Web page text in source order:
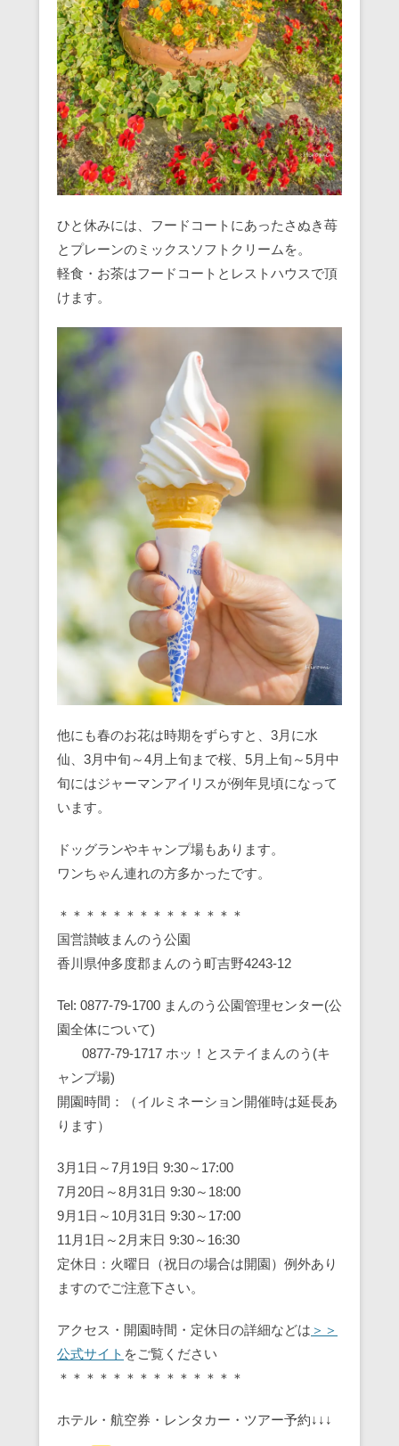
ひと休みには、フードコートにあったさぬき苺
とプレーンのミックスソフトクリームを。
軽食・お茶はフードコートとレストハウスで頂
けます。
他にも春のお花は時期をずらすと、3月に水
仙、3月中旬～4月上旬まで桜、5月上旬～5月中
旬にはジャーマンアイリスが例年見頃になって
います。
ドッグランやキャンプ場もあります。
ワンちゃん連れの方多かったです。
＊＊＊＊＊＊＊＊＊＊＊＊＊＊
国営讃岐まんのう公園
香川県仲多度郡まんのう町吉野4243-12
Tel: 0877-79-1700 まんのう公園管理センター(公
園全体について)
0877-79-1717 ホッ！とステイまんのう(キ
ャンプ場)
開園時間：（イルミネーション開催時は延長あ
ります）
3月1日～7月19日 9:30～17:00
7月20日～8月31日 9:30～18:00
9月1日～10月31日 9:30～17:00
11月1日～2月末日 9:30～16:30
定休日：火曜日（祝日の場合は開園）例外あり
ますのでご注意下さい。
アクセス・開園時間・定休日の詳細などは ＞＞
公式サイト をご覧ください
＊＊＊＊＊＊＊＊＊＊＊＊＊＊
ホテル・航空券・レンタカー・ツアー予約↓↓↓